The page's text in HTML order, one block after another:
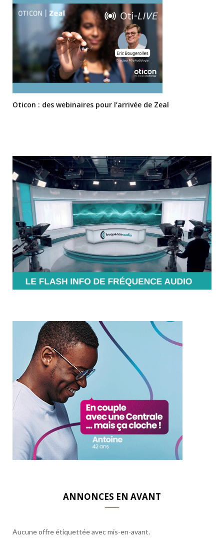
Oticon : des webinaires pour l’arrivée de Zeal
ANNONCES EN AVANT
Aucune offre étiquettée avec mis-en-avant.